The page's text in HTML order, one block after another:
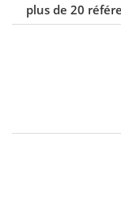
plus de 20